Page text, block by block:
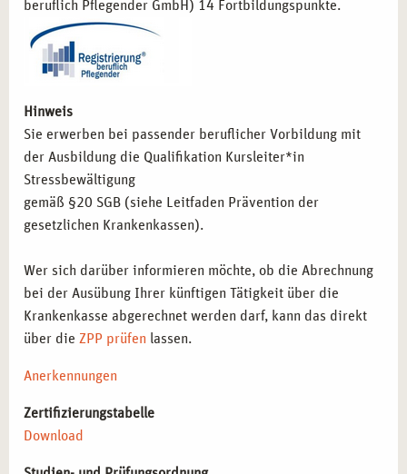
Stresspräventionsprogrammen beraten möchten.
Therapeut*innen und Gesundheitsberater*innen
Stressbewältigung als Präventionsmaßnahme in ihre
Arbeit integrieren möchten.
Selbstständige Kursleiter*innen
Trainings zur Stressbewältigung für verschiedene
Zielgruppen anbieten möchten.
NEUE KARRIEREWEGE IN STUTTGART:
STRESSMANAGEMENT ALS
Mit dieser Qualifikation eröffnen sich zahlreiche berufliche
Möglichkeiten in der Gesundheitsförderung und
Gesundheitszentren, Kliniken und Unternehmen
Förderung von Entspannung und mentaler Resilienz.
Implementierung von Stressbewältigungsprogrammen
beruflich Pflegender GmbH) 14 Fortbildungspunkte.
Hinweis
Sie erwerben bei passender beruflicher Vorbildung mit
der Ausbildung die Qualifikation Kursleiter*in
Stressbewältigung
gemäß §20 SGB (siehe Leitfaden Prävention der
gesetzlichen Krankenkassen).
Wer sich darüber informieren möchte, ob die Abrechnung
bei der Ausübung Ihrer künftigen Tätigkeit über die
Krankenkasse abgerechnet werden darf, kann das direkt
über die ZPP prüfen lassen.
Anerkennungen
Zertifizierungstabelle
Download